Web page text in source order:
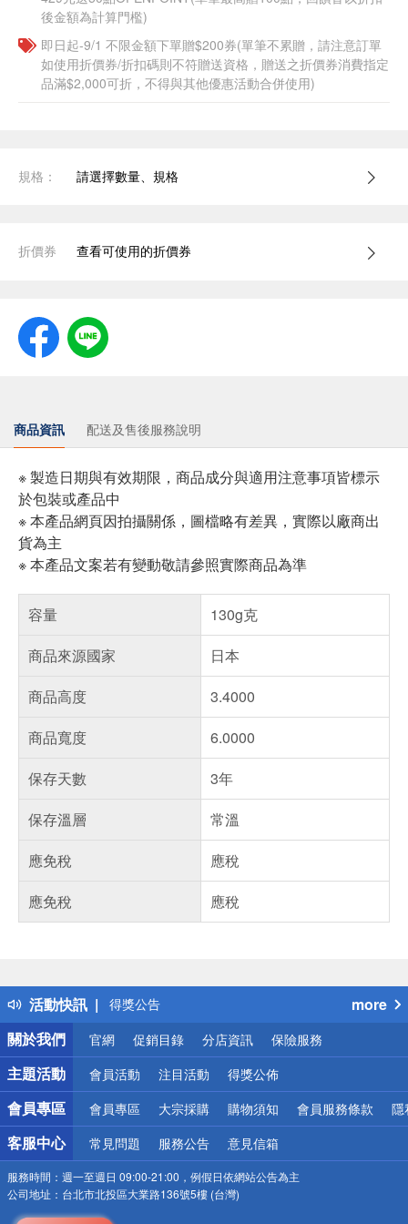
後金額為計算門檻)
即日起-9/1 不限金額下單贈$200券(單筆不累贈，請注意訂單
如使用折價券/折扣碼則不符贈送資格，贈送之折價券消費指定
品滿$2,000可折，不得與其他優惠活動合併使用)
規格： 請選擇數量、規格
折價券 查看可使用的折價券
商品資訊 配送及售後服務說明
※ 製造日期與有效期限，商品成分與適用注意事項皆標示
於包裝或產品中
※ 本產品網頁因拍攝關係，圖檔略有差異，實際以廠商出
貨為主
※ 本產品文案若有變動敬請參照實際商品為準
容量
130g克
商品來源國家
日本
商品高度
3.4000
商品寬度
6.0000
保存天數
3年
保存溫層
常溫
應免稅
應稅
應免稅
應稅
活動快訊
得獎公告
熱門話題
銀行優惠
偏遠地區配送
詐騙網頁！請小心！
more
關於我們
官網 促銷目錄 分店資訊 保險服務
主題活動 會員活動 注目活動 得獎公佈
會員專區 會員專區 大宗採購 購物須知 會員服務條款 隱
客服中心 常見問題 服務公告 意見信箱
服務時間： 週一至週日 09:00-21:00，例假日依網站公告為主
公司地址： 台北市北投區大業路136號5樓 (台灣)